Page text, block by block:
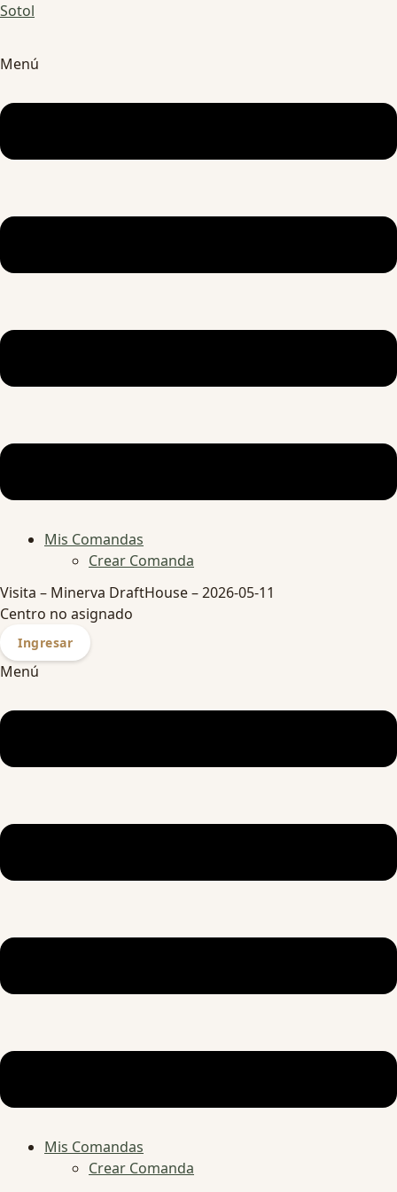
Sotol
Menú
Mis Comandas
Crear Comanda
Visita – Minerva DraftHouse – 2026-05-11
Centro no asignado
Ingresar
Menú
Mis Comandas
Crear Comanda